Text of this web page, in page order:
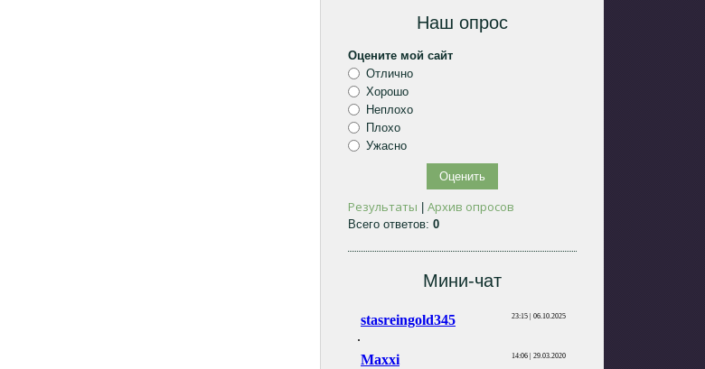
Наш опрос
Оцените мой сайт
Отлично
Хорошо
Неплохо
Плохо
Ужасно
Результаты |Архив опросов
Всего ответов:0
Мини-чат